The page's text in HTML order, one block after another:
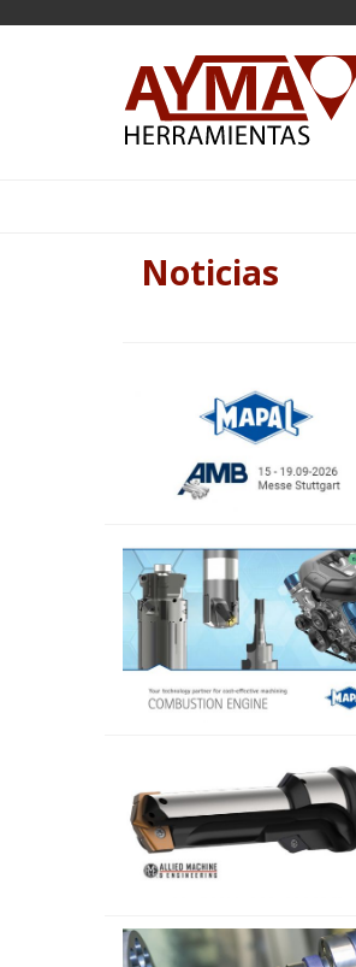
Noticias